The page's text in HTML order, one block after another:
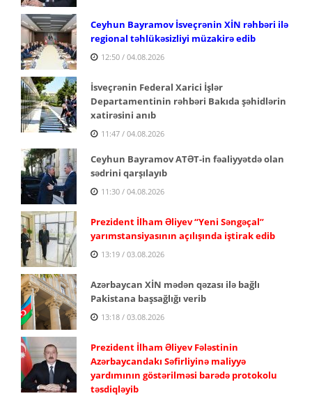
Ceyhun Bayramov İsveçrənin XİN rəhbəri ilə
regional təhlükəsizliyi müzakirə edib
12:50 / 04.08.2026
İsveçrənin Federal Xarici İşlər
Departamentinin rəhbəri Bakıda şəhidlərin
xatirəsini anıb
11:47 / 04.08.2026
Ceyhun Bayramov ATƏT-in fəaliyyətdə olan
sədrini qarşılayıb
11:30 / 04.08.2026
Prezident İlham Əliyev “Yeni Səngəçal”
yarımstansiyasının açılışında iştirak edib
13:19 / 03.08.2026
Azərbaycan XİN mədən qəzası ilə bağlı
Pakistana başsağlığı verib
13:18 / 03.08.2026
Prezident İlham Əliyev Fələstinin
Azərbaycandakı Səfirliyinə maliyyə
yardımının göstərilməsi barədə protokolu
təsdiqləyib